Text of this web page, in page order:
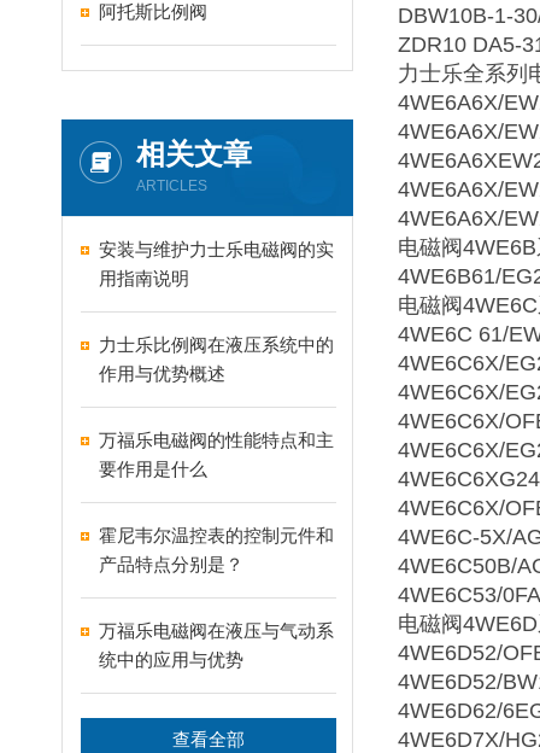
阿托斯比例阀
相关文章
ARTICLES
安装与维护力士乐电磁阀的实
用指南说明
力士乐比例阀在液压系统中的
作用与优势概述
万福乐电磁阀的性能特点和主
要作用是什么
霍尼韦尔温控表的控制元件和
产品特点分别是？
万福乐电磁阀在液压与气动系
统中的应用与优势
查看全部
DBW10B-1-
ZDR10 DA5-
力士乐全系列
4WE6A6X/
4WE6A6X/
4WE6A6X/
4WE6A6X/
电磁阀
4WE6B61/
电磁阀
4WE6C 61/
4WE6C6X/
4WE6C6X/
4WE6C6X/
4WE6C6X/
4WE6C6X/
4WE6C-5X/
4WE6C50B/
4WE6C53/
电磁阀
4WE6D52/
4WE6D52/
4WE6D62/
4WE6D7X/